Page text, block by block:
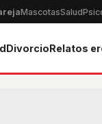
MascotasSalud
DivorcioRelatos